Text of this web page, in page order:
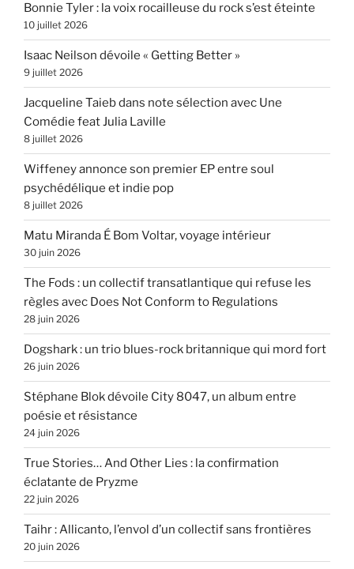
Bonnie Tyler : la voix rocailleuse du rock s’est éteinte
10 juillet 2026
Isaac Neilson dévoile « Getting Better »
9 juillet 2026
Jacqueline Taieb dans note sélection avec Une
Comédie feat Julia Laville
8 juillet 2026
Wiffeney annonce son premier EP entre soul
psychédélique et indie pop
8 juillet 2026
Matu Miranda É Bom Voltar, voyage intérieur
30 juin 2026
The Fods : un collectif transatlantique qui refuse les
règles avec Does Not Conform to Regulations
28 juin 2026
Dogshark : un trio blues-rock britannique qui mord fort
26 juin 2026
Stéphane Blok dévoile City 8047, un album entre
poésie et résistance
24 juin 2026
True Stories… And Other Lies : la confirmation
éclatante de Pryzme
22 juin 2026
Taihr : Allicanto, l’envol d’un collectif sans frontières
20 juin 2026